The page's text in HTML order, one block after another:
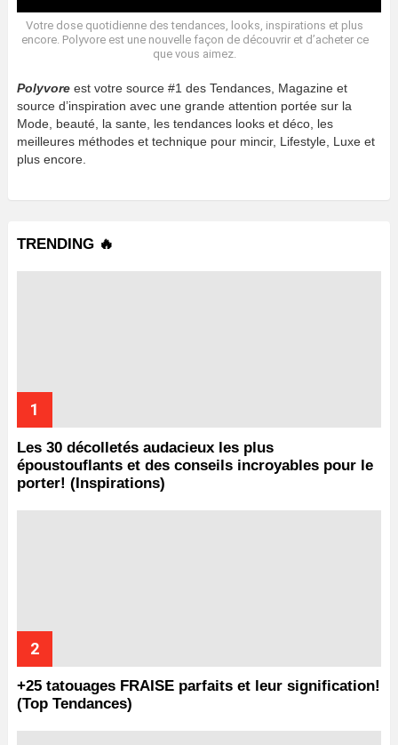
Votre dose quotidienne des tendances, looks, inspirations et plus
encore. Polyvore est une nouvelle façon de découvrir et d’acheter ce
que vous aimez.
Polyvore est votre source #1 des Tendances, Magazine et
source d’inspiration avec une grande attention portée sur la
Mode, beauté, la sante, les tendances looks et déco, les
meilleures méthodes et technique pour mincir, Lifestyle, Luxe et
plus encore.
TRENDING 🔥
Les 30 décolletés audacieux les plus
époustouflants et des conseils incroyables pour le
porter! (Inspirations)
+25 tatouages ​​FRAISE parfaits et leur signification!
(Top Tendances)